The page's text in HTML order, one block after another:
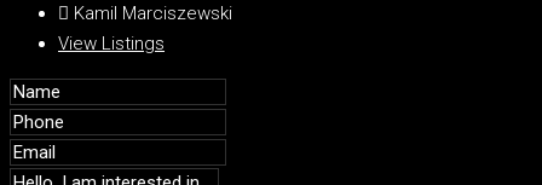
Kamil Marciszewski
View Listings